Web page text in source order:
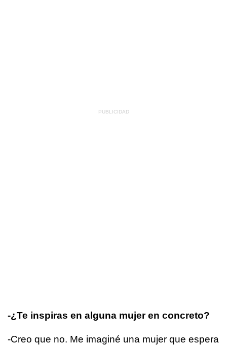
-¿Te inspiras en alguna mujer en concreto?
-Creo que no. Me imaginé una mujer que espera